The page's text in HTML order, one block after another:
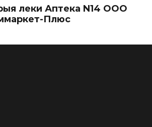
леки Аптека N14 ООО
Плюс